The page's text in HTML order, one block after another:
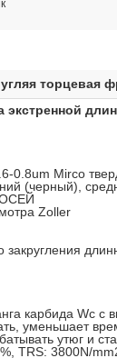
торцевая
0.8um Mirco
(черный),
ОСЕЙ
Zoller
закругления
карбида Wc с
уменьшает
утюг и
TRS: 3800N/